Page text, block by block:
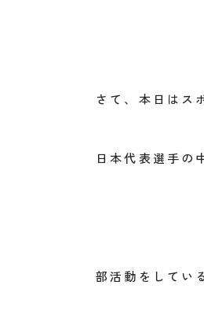
さて、本日はス
日本代表選手の
部活動をしてい